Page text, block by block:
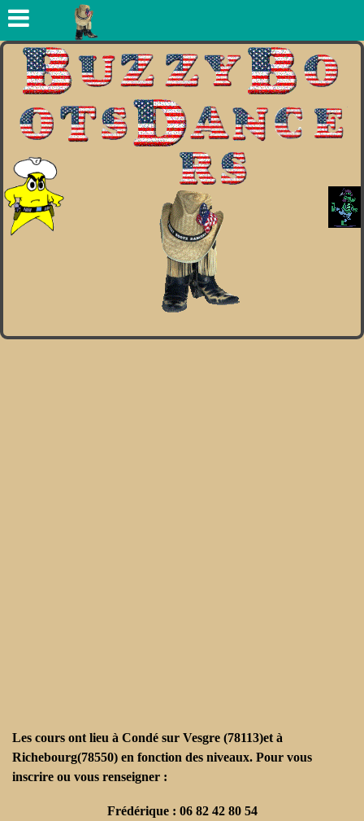
Les cours ont lieu à Condé sur Vesgre (78113)et à
Richebourg(78550) en fonction des niveaux. Pour vous
inscrire ou vous renseigner :
Frédérique : 06 82 42 80 54